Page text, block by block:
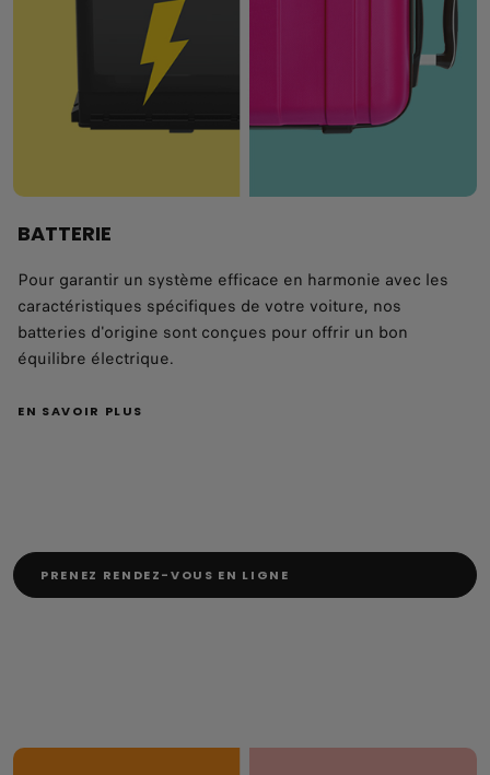
BATTERIE
Pour garantir un système efficace en harmonie avec les
caractéristiques spécifiques de votre voiture, nos
batteries d'origine sont conçues pour offrir un bon
équilibre électrique.
EN SAVOIR PLUS
PRENEZ RENDEZ-VOUS EN LIGNE